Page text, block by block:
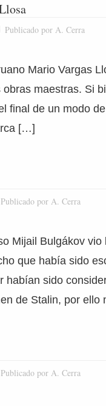
Publicado por A. Cerra
Mario Vargas
maestras. Si
final de un modo
[…]
Publicado por A. Cerra
Mijail Bulgákov
que había sido
habían sido
de Stalin, por ello
Publicado por A. Cerra